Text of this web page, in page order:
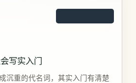
写实入门
沉重的代名词，其实入门有清楚